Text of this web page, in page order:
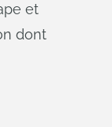
et
dont